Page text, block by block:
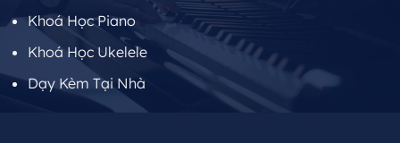
Khoá Học Piano
Khoá Học Ukelele
Dạy Kèm Tại Nhà